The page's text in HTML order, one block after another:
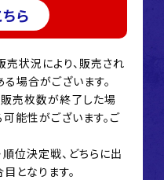
ら
状況により、販売され
場合がございます。
売枚数が終了した場
能性がございます。ご
位決定戦、どちらに出
となります。